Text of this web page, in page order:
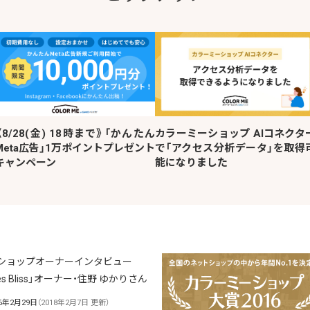
8/28(金) 18時まで》「かんたん
広告」1万ポイントプレゼント
ャンペーン
カラーミーショップ AIコネクタ
で「アクセス分析データ」を取得
能になりました
年2月29日 （2018年2月7日 更新）